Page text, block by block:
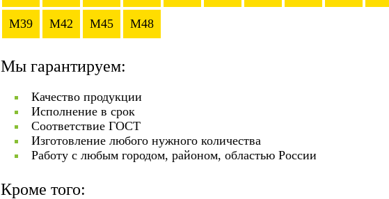
M39 M42 M45 M48
Мы гарантируем:
Качество продукции
Исполнение в срок
Соответствие ГОСТ
Изготовление любого нужного количества
Работу с любым городом, районом, областью России
Кроме того: